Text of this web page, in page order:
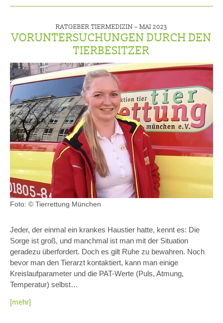
RATGEBER TIERMEDIZIN – MAI 2023
VORUNTERSUCHUNGEN DURCH DEN
TIERBESITZER
Foto: © Tierrettung München
Jeder, der einmal ein krankes Haustier hatte, kennt es: Die
Sorge ist groß, und manchmal ist man mit der Situation
geradezu überfordert. Doch es gilt Ruhe zu bewahren. Noch
bevor man den Tierarzt kontaktiert, kann man einige
Kreislaufparameter und die PAT-Werte (Puls, Atmung,
Temperatur) selbst…
[mehr]